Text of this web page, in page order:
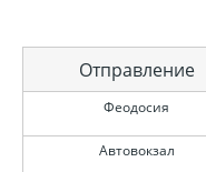
Отправление
Феодосия
Автовокзал